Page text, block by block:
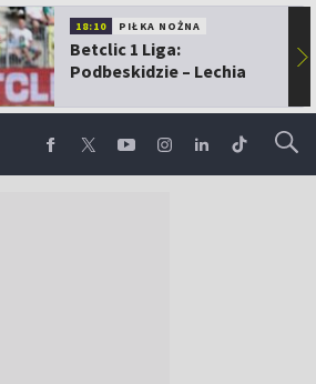
18:10 PIŁKA NOŻNA
Betclic 1 Liga:
Podbeskidzie – Lechia
▶